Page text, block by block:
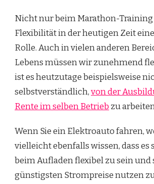
Nicht nur beim Marathon-
Flexibilität in der heutigen Zeit
Rolle. Auch in vielen anderen
Lebens müssen wir zunehmend
ist es heutzutage beispielsweise
selbstverständlich,von der
Rente im selben Betrieb zu
Wenn Sie ein Elektroauto fahren,
vielleicht ebenfalls wissen, dass es
beim Aufladen flexibel zu sein und
günstigsten Strompreise nutzen